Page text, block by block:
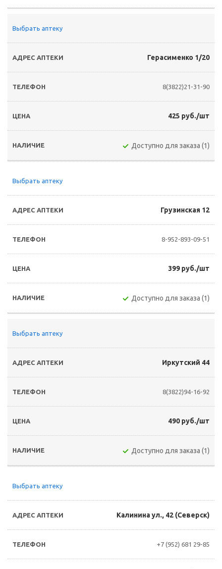
Выбрать аптеку
Герасименко 1/20
8(3822)21-31-90
425 руб./шт
Доступно для заказа (1)
Выбрать аптеку
Грузинская 12
8-952-893-09-51
399 руб./шт
Доступно для заказа (1)
Выбрать аптеку
Иркутский 44
8(3822)94-16-92
490 руб./шт
Доступно для заказа (1)
Выбрать аптеку
Калинина ул., 42 (Северск)
+7 (952) 681 29-85